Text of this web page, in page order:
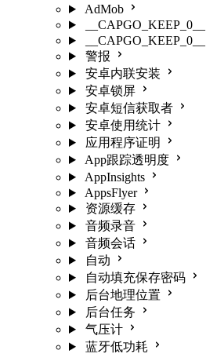
AdMob
__CAPGO_KEEP_0__
__CAPGO_KEEP_0__
警报
安卓内联安装
安卓锁屏
安卓短信获取者
安卓使用统计
应用程序证明
App跟踪透明度
AppInsights
AppsFlyer
资源缓存
音频录音
音频会话
自动
自动填充保存密码
后台地理位置
后台任务
气压计
蓝牙低功耗